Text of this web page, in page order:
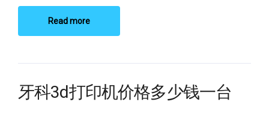
Read more
牙科3d打印机价格多少钱一台